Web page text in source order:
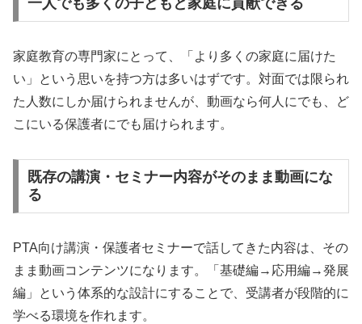
家庭教育の専門家にとって、「より多くの家庭に届けた
い」という思いを持つ方は多いはずです。対面では限られ
た人数にしか届けられませんが、動画なら何人にでも、ど
こにいる保護者にでも届けられます。
既存の講演・セミナー内容がそのまま動画にな
る
PTA向け講演・保護者セミナーで話してきた内容は、その
まま動画コンテンツになります。「基礎編→応用編→発展
編」という体系的な設計にすることで、受講者が段階的に
学べる環境を作れます。